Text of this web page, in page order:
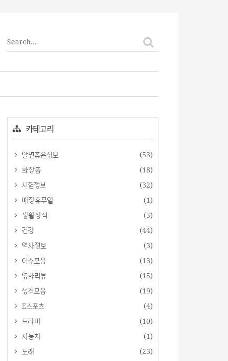
카테고리
알면좋은정보
(53)
화장품
(18)
시험정보
(32)
매장휴무일
(1)
생활상식
(5)
건강
(44)
역사정보
(3)
이슈모음
(13)
영화리뷰
(15)
성격모음
(19)
E스포츠
(4)
드라마
(10)
자동차
(1)
노래
(23)